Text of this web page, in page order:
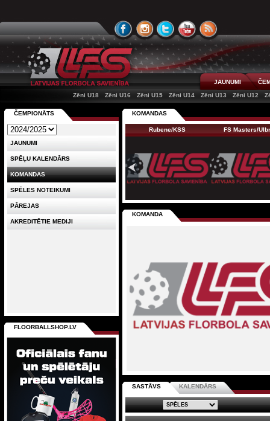
JAUNUMI
Zēni U18
Zēni U16 Zēni U15 Zēni U14 Zēni U13 Zēni U12
KOMANDAS
Rubene/KSS FS Masters/
KOMANDA
SASTĀVS KALENDĀRS
ČEMPIONĀTS
JAUNUMI
SPĒĻU KALENDĀRS
KOMANDAS
SPĒLES NOTEIKUMI
PĀREJAS
AKREDITĒTIE MEDIJI
FLOORBALLSHOP.LV